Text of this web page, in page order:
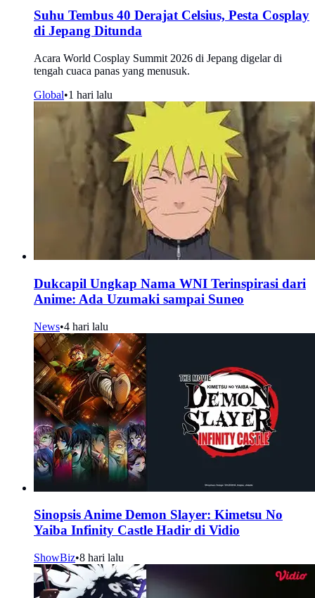
Suhu Tembus 40 Derajat Celsius, Pesta Cosplay
di Jepang Ditunda
Acara World Cosplay Summit 2026 di Jepang digelar di
tengah cuaca panas yang menusuk.
Global•1 hari lalu
Dukcapil Ungkap Nama WNI Terinspirasi dari
Anime: Ada Uzumaki sampai Suneo
News•4 hari lalu
Sinopsis Anime Demon Slayer: Kimetsu No
Yaiba Infinity Castle Hadir di Vidio
ShowBiz•8 hari lalu